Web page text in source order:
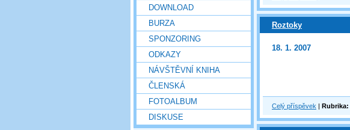
DOWNLOAD
BURZA
SPONZORING
ODKAZY
NÁVŠTĚVNÍ KNIHA
ČLENSKÁ
FOTOALBUM
DISKUSE
Roztoky
18. 1. 2007
Celý příspěvek | Rubrika: